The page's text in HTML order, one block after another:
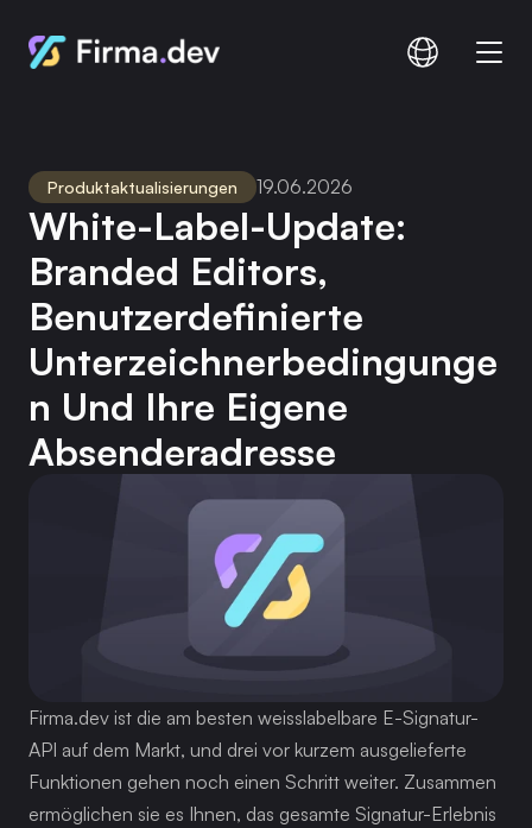
Vergleichen
Preisgestaltung
Anmelden Anmelden
Produktaktualisierungen 19.06.2026
White-Label-Update:
Branded Editors,
Benutzerdefinierte
Unterzeichnerbedingunge
N Und Ihre Eigene
Absenderadresse
Firma.dev ist die am besten weisslabelbare E-Signatur-
API auf dem Markt, und drei vor kurzem ausgelieferte
Funktionen gehen noch einen Schritt weiter. Zusammen
ermöglichen sie es Ihnen, das gesamte Signatur-Erlebnis